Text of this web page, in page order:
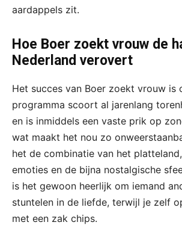
aardappels zit.
Hoe Boer zoekt vrouw de
Nederland verovert
Het succes van Boer zoekt vrouw is
programma scoort al jarenlang
en is inmiddels een vaste prik op
wat maakt het nou zo
het de combinatie van het
emoties en de bijna nostalgische
is het gewoon heerlijk om iemand
stuntelen in de liefde, terwijl je zelf
met een zak chips.